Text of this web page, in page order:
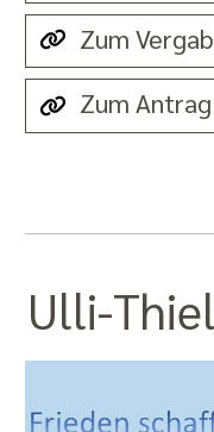
Zum
Zum Antrag
Ulli-